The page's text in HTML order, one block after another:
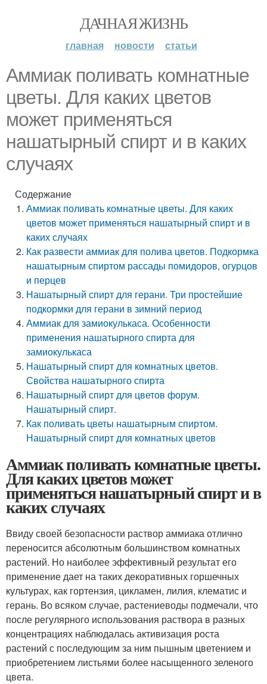
ДАЧНАЯ ЖИЗНЬ
главная новости статьи
Аммиак поливать комнатные
цветы. Для каких цветов
может применяться
нашатырный спирт и в каких
случаях
Содержание
Аммиак поливать комнатные цветы. Для каких
цветов может применяться нашатырный спирт и в
каких случаях
Как развести аммиак для полива цветов. Подкормка
нашатырным спиртом рассады помидоров, огурцов
и перцев
Нашатырный спирт для герани. Три простейшие
подкормки для герани в зимний период
Аммиак для замиокулькаса. Особенности
применения нашатырного спирта для
замиокулькаса
Нашатырный спирт для комнатных цветов.
Свойства нашатырного спирта
Нашатырный спирт для цветов форум.
Нашатырный спирт.
Как поливать цветы нашатырным спиртом.
Нашатырный спирт для комнатных цветов
Аммиак поливать комнатные цветы.
Для каких цветов может
применяться нашатырный спирт и в
каких случаях
Ввиду своей безопасности раствор аммиака отлично
переносится абсолютным большинством комнатных
растений. Но наиболее эффективный результат его
применение дает на таких декоративных горшечных
культурах, как гортензия, цикламен, лилия, клематис и
герань. Во всяком случае, растениеводы подмечали, что
после регулярного использования раствора в разных
концентрациях наблюдалась активизация роста
растений с последующим за ним пышным цветением и
приобретением листьями более насыщенного зеленого
цвета.